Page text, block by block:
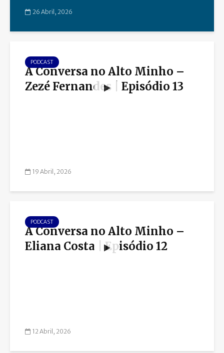
26 Abril, 2026
PODCAST
À Conversa no Alto Minho –
Zezé Fernandes | Episódio 13
19 Abril, 2026
PODCAST
À Conversa no Alto Minho –
Eliana Costa | Episódio 12
12 Abril, 2026